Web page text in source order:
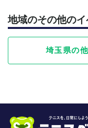
地域のその他のイ
埼玉県の